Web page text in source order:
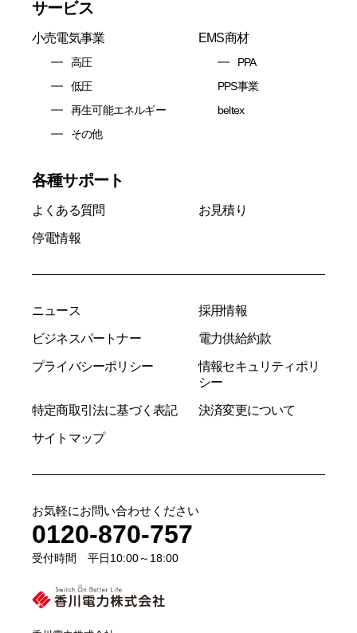
サービス
小売電気事業
高圧
低圧
再生可能エネルギー
その他
EMS商材
PPA
PPS事業
beltex
各種サポート
よくある質問 お見積り
停電情報
ニュース 採用情報
ビジネスパートナー 電力供給約款
プライバシーポリシー
情報セキュリティポリ
シー
特定商取引法に基づく表記 決済変更について
サイトマップ
お気軽にお問い合わせください
0120-870-757
受付時間 平日10:00～18:00